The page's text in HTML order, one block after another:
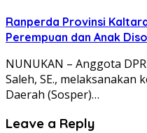
Ranperda Provinsi
Perempuan dan Anak
NUNUKAN – Anggota
Saleh, SE., melaksanakan
Daerah (Sosper)…
Leave a Reply